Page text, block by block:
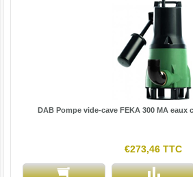
DAB Pompe vide-cave FEKA 300 MA eaux
€273,46 TTC